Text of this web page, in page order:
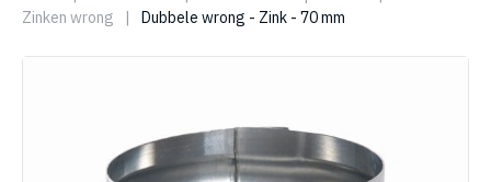
Zinken wrong
| Dubbele wrong - Zink - 70 mm